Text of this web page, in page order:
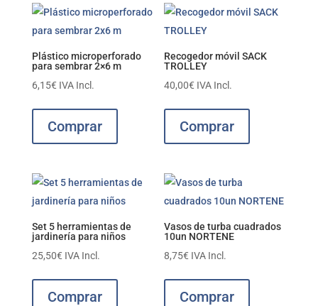
Plástico microperforado
para sembrar 2×6 m
6,15€ IVA Incl.
Comprar
Recogedor móvil SACK
TROLLEY
40,00€ IVA Incl.
Comprar
Set 5 herramientas de
jardinería para niños
25,50€ IVA Incl.
Comprar
Vasos de turba cuadrados
10un NORTENE
8,75€ IVA Incl.
Comprar